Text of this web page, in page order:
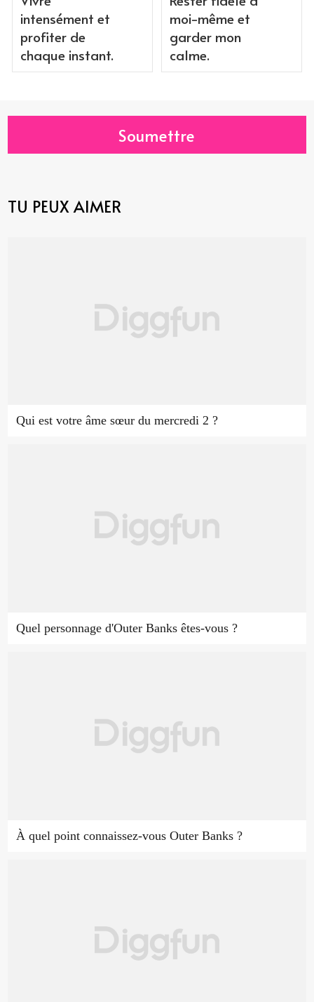
intensément et
profiter de
chaque instant.
moi-même et
garder mon
calme.
Soumettre
TU PEUX AIMER
Qui est votre âme sœur du mercredi 2 ?
Quel personnage d'Outer Banks êtes-vous ?
À quel point connaissez-vous Outer Banks ?